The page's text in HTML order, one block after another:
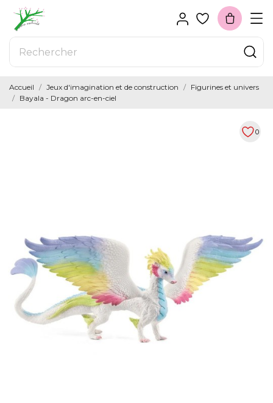
Accueil Jeux d'imagination et de construction
Figurines et univers
Bayala - Dragon arc-en-ciel
0